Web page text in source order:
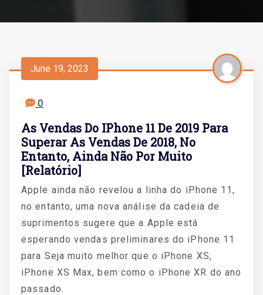
June 19, 2023
0
As Vendas Do IPhone 11 De 2019 Para
Superar As Vendas De 2018, No
Entanto, Ainda Não Por Muito
[relatório]
Apple ainda não revelou a linha do iPhone 11,
no entanto, uma nova análise da cadeia de
suprimentos sugere que a Apple está
esperando vendas preliminares do iPhone 11
para Seja muito melhor que o iPhone XS,
iPhone XS Max, bem como o iPhone XR do ano
passado.